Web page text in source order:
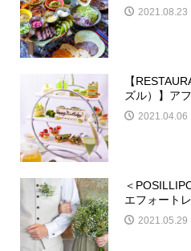
2021.08.23
【
ズル）】アフ
2021.04.06
＜
エフォートレ
2021.05.29